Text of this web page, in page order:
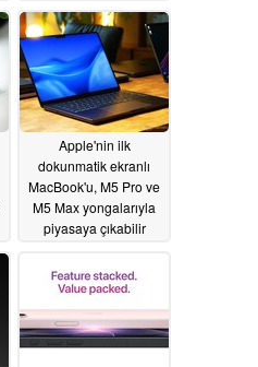
07/02/2026
Apple'nin ilk
dokunmatik ekranlı
MacBook'u, M5 Pro ve
M5 Max yongalarıyla
piyasaya çıkabilir